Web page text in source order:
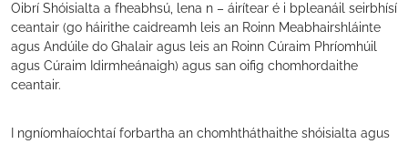
Oibrí Shóisialta a fheabhsú, lena n – áirítear é i bpleanáil seirbhísí
ceantair (go háirithe caidreamh leis an Roinn Meabhairshláinte
agus Andúile do Ghalair agus leis an Roinn Cúraim Phríomhúil
agus Cúraim Idirmheánaigh) agus san oifig chomhordaithe
ceantair.
I ngníomhaíochtaí forbartha an chomhtháthaithe shóisialta agus